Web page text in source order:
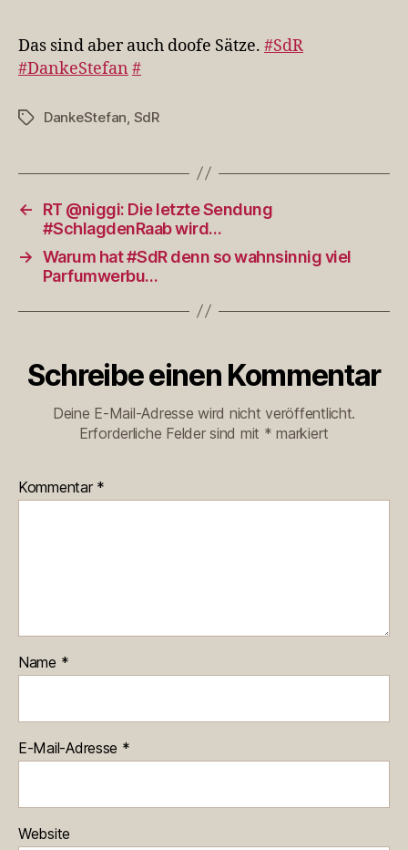
doofe
Das sind aber auch doofe Sätze. #SdR
#DankeStefan #
Schlagwörter
DankeStefan SdR
←
RT @niggi: Die letzte Sendung
#SchlagdenRaab wird…
→ Warum hat #SdR denn so wahnsinnig viel
Parfumwerbu…
Schreibe einen Kommentar
Deine E-Mail-Adresse wird nicht veröffentlicht.
Erforderliche Felder sind mit * markiert
Kommentar *
Name *
E-Mail-Adresse *
Website